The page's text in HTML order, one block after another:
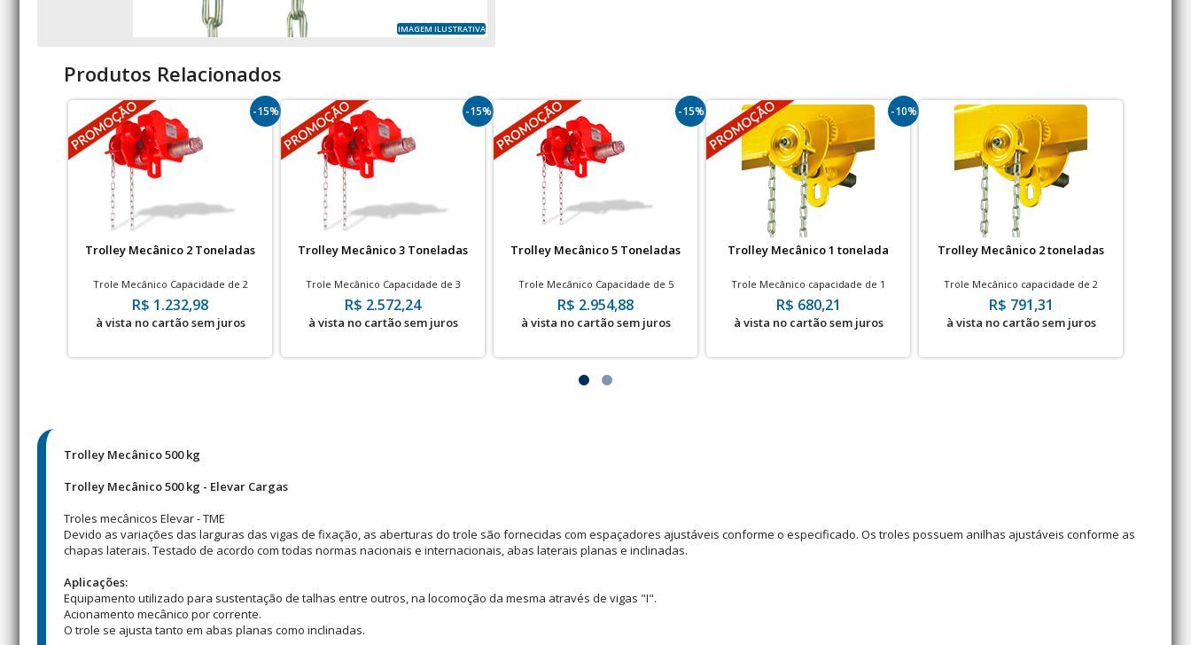
IMAGEM ILUSTRATIVA
Produtos Relacionados
-15%
Trolley Mecânico 2 Toneladas
Trole Mecânico Capacidade de 2
toneladas com 3 metros de Corrente
R$ 1.232,98
à vista no cartão sem juros
-15%
Trolley Mecânico 3 Toneladas
Trole Mecânico Capacidade de 3
toneladas com 3 metros de Corrente
R$ 2.572,24
à vista no cartão sem juros
-15%
Trolley Mecânico 5 Toneladas
Trole Mecânico Capacidade de 5
toneladas com 3 metros de Corrente
R$ 2.954,88
à vista no cartão sem juros
-10%
Trolley Mecânico 1 tonelada
Trole Mecânico capacidade de 1
tonelada com 3 metros de corrente
R$ 680,21
à vista no cartão sem juros
Trolley Mecânico 2 toneladas
Trole Mecânico capacidade de 2
toneladas com 3 metros de corrente
R$ 791,31
à vista no cartão sem juros
Trolley Mecânico 500 kg
Trolley Mecânico 500 kg - Elevar Cargas
Troles mecânicos Elevar - TME
Devido as variações das larguras das vigas de fixação, as aberturas do trole são fornecidas com espaçadores ajustáveis conforme o especificado. Os troles possuem anilhas ajustáveis conforme as
chapas laterais. Testado de acordo com todas normas nacionais e internacionais, abas laterais planas e inclinadas.
Aplicações:
Equipamento utilizado para sustentação de talhas entre outros, na locomoção da mesma através de vigas "I".
Acionamento mecânico por corrente.
O trole se ajusta tanto em abas planas como inclinadas.